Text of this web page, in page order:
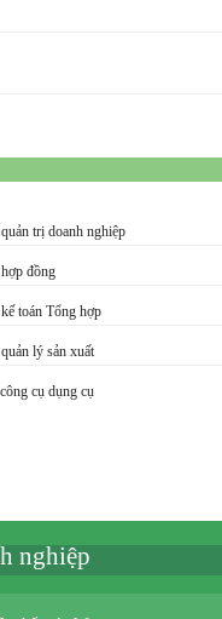
trị doanh nghiệp
đồng
toán Tổng hợp
lý sản xuất
cụ dụng cụ
nghiệp